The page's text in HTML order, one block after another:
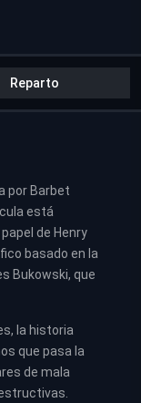
Reparto
por Barbet
está
de Henry
basado en la
Bukowski, que
la historia
que pasa la
de mala